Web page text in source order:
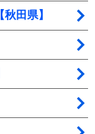
田県】